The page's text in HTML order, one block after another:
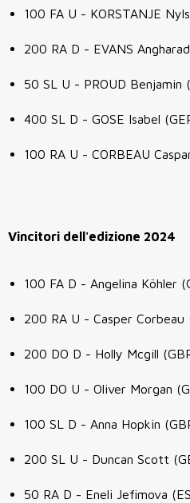
100 FA U - KORSTANJE Nyls
200 RA D - EVANS Angharad
50 SL U - PROUD Benjamin
400 SL D - GOSE Isabel
100 RA U - CORBEAU
Vincitori dell'edizione 2024
100 FA D - Angelina Köhler
200 RA U - Casper Corbeau
200 DO D - Holly Mcgill
100 DO U - Oliver Morgan
100 SL D - Anna Hopkin
200 SL U - Duncan Scott
50 RA D - Eneli Jefimova